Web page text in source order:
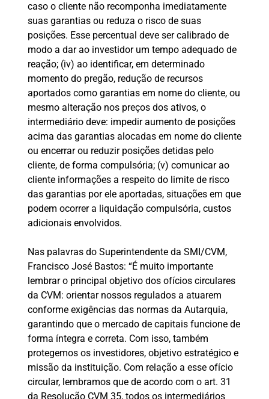
caso o cliente não recomponha imediatamente
suas garantias ou reduza o risco de suas
posições. Esse percentual deve ser calibrado de
modo a dar ao investidor um tempo adequado de
reação; (iv) ao identificar, em determinado
momento do pregão, redução de recursos
aportados como garantias em nome do cliente, ou
mesmo alteração nos preços dos ativos, o
intermediário deve: impedir aumento de posições
acima das garantias alocadas em nome do cliente
ou encerrar ou reduzir posições detidas pelo
cliente, de forma compulsória; (v) comunicar ao
cliente informações a respeito do limite de risco
das garantias por ele aportadas, situações em que
podem ocorrer a liquidação compulsória, custos
adicionais envolvidos.
Nas palavras do Superintendente da SMI/CVM,
Francisco José Bastos: “É muito importante
lembrar o principal objetivo dos ofícios circulares
da CVM: orientar nossos regulados a atuarem
conforme exigências das normas da Autarquia,
garantindo que o mercado de capitais funcione de
forma íntegra e correta. Com isso, também
protegemos os investidores, objetivo estratégico e
missão da instituição. Com relação a esse ofício
circular, lembramos que de acordo com o art. 31
da Resolução CVM 35, todos os intermediários